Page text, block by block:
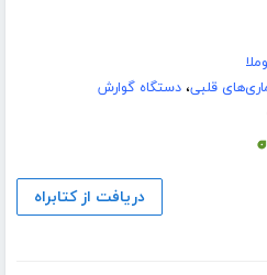
قلبی،دستگاه گوارش
دریافت از کتابراه